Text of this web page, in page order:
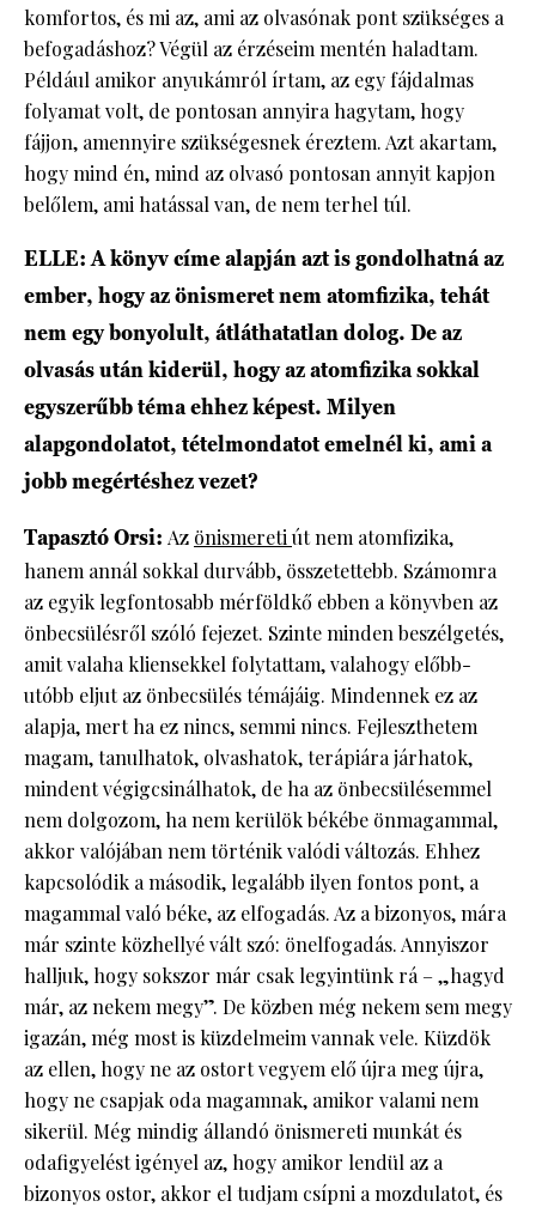
komfortos, és mi az, ami az olvasónak pont szükséges a
befogadáshoz? Végül az érzéseim mentén haladtam.
Például amikor anyukámról írtam, az egy fájdalmas
folyamat volt, de pontosan annyira hagytam, hogy
fájjon, amennyire szükségesnek éreztem. Azt akartam,
hogy mind én, mind az olvasó pontosan annyit kapjon
belőlem, ami hatással van, de nem terhel túl.
ELLE: A könyv címe alapján azt is gondolhatná az
ember, hogy az önismeret nem atomfizika, tehát
nem egy bonyolult, átláthatatlan dolog. De az
olvasás után kiderül, hogy az atomfizika sokkal
egyszerűbb téma ehhez képest. Milyen
alapgondolatot, tételmondatot emelnél ki, ami a
jobb megértéshez vezet?
Tapasztó Orsi: Az önismereti út nem atomfizika,
hanem annál sokkal durvább, összetettebb. Számomra
az egyik legfontosabb mérföldkő ebben a könyvben az
önbecsülésről szóló fejezet. Szinte minden beszélgetés,
amit valaha kliensekkel folytattam, valahogy előbb-
utóbb eljut az önbecsülés témájáig. Mindennek ez az
alapja, mert ha ez nincs, semmi nincs. Fejleszthetem
magam, tanulhatok, olvashatok, terápiára járhatok,
mindent végigcsinálhatok, de ha az önbecsülésemmel
nem dolgozom, ha nem kerülök békébe önmagammal,
akkor valójában nem történik valódi változás. Ehhez
kapcsolódik a második, legalább ilyen fontos pont, a
magammal való béke, az elfogadás. Az a bizonyos, mára
már szinte közhellyé vált szó: önelfogadás. Annyiszor
halljuk, hogy sokszor már csak legyintünk rá – „hagyd
már, az nekem megy”. De közben még nekem sem megy
igazán, még most is küzdelmeim vannak vele. Küzdök
az ellen, hogy ne az ostort vegyem elő újra meg újra,
hogy ne csapjak oda magamnak, amikor valami nem
sikerül. Még mindig állandó önismereti munkát és
odafigyelést igényel az, hogy amikor lendül az a
bizonyos ostor, akkor el tudjam csípni a mozdulatot, és